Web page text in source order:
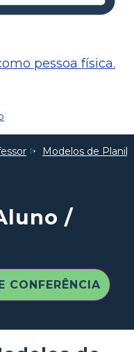
pessoa física.
Modelos de
/
CONFERÊNCIA